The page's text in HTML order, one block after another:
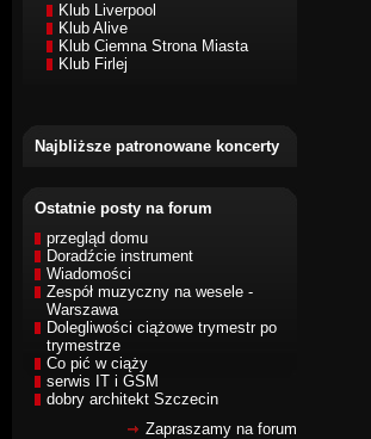
Klub Liverpool
Klub Alive
Klub Ciemna Strona Miasta
Klub Firlej
Najbliższe patronowane koncerty
Ostatnie posty na forum
przegląd domu
Doradźcie instrument
Wiadomości
Zespół muzyczny na wesele -
Warszawa
Dolegliwości ciążowe trymestr po
trymestrze
Co pić w ciąży
serwis IT i GSM
dobry architekt Szczecin
Zapraszamy na forum